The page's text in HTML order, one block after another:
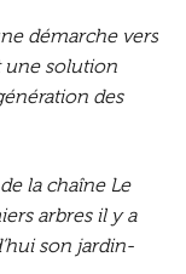
démarche vers
une solution
des
la chaîne Le
arbres il y a
son jardin-